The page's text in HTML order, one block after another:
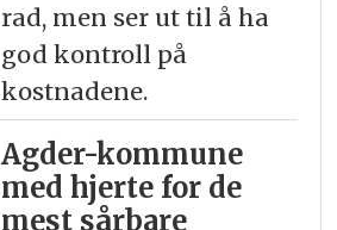
rad, men ser ut til å ha
god kontroll på
kostnadene.
Agder-kommune
med hjerte for de
mest sårbare